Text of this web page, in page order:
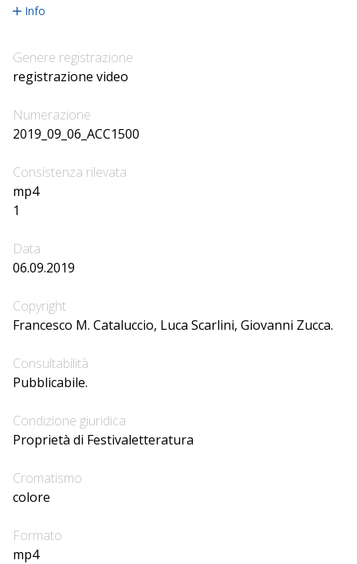
Info
Genere registrazione
registrazione video
Numerazione
2019_09_06_ACC1500
Consistenza rilevata
mp4
1
Data
06.09.2019
Copyright
Francesco M. Cataluccio, Luca Scarlini, Giovanni Zucca.
Consultabilità
Pubblicabile.
Condizione giuridica
Proprietà di Festivaletteratura
Cromatismo
colore
Formato
mp4